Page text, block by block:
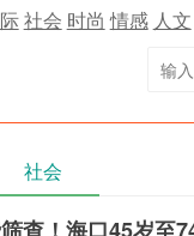
社会 时尚 情感 人文
社会